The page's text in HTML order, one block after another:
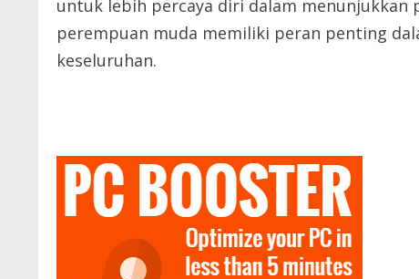
untuk lebih percaya diri dalam menunjukkan
perempuan muda memiliki peran penting
keseluruhan.